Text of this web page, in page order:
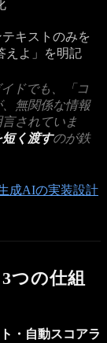
テキストのみを
えよ」を明記
ドでも、「コ
無関係な情報
されていま
く渡すのが鉄
成AIの実装設計
つの仕組
・自動スコアラ